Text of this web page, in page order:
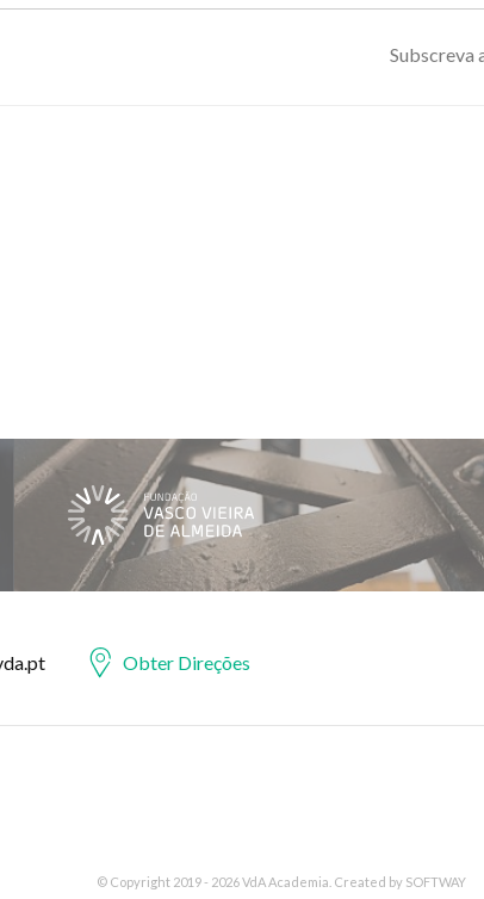
Subscreva
Obter Direções
© Copyright 2019 - 2026 VdA Academia. Created by SOFTWAY